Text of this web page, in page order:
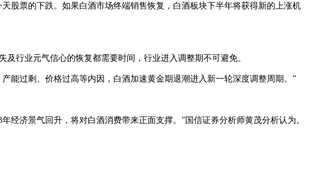
票的下跌。如果白酒市场终端销售恢复，白酒板块下半年将获得新的上涨机
行业元气信心的恢复都需要时间，行业进入调整期不可避免。
过剩、价格过高等内因，白酒加速黄金期退潮进入新一轮深度调整周期。”
济景气回升，将对白酒消费带来正面支撑。”国信证券分析师黄茂分析认为。